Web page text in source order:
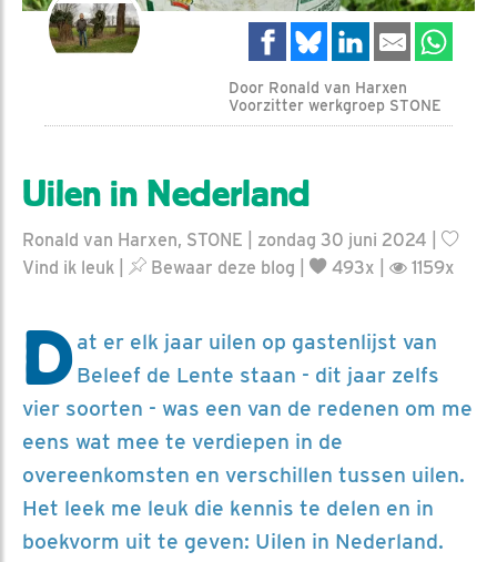
Door Ronald van Harxen
Voorzitter werkgroep STONE
Uilen in Nederland
Ronald van Harxen, STONE | zondag 30 juni 2024 |
Vind ik leuk
Bewaar deze blog 493x | 1159x
Dat er elk jaar uilen op gastenlijst van
Beleef de Lente staan - dit jaar zelfs
vier soorten - was een van de redenen om me
eens wat mee te verdiepen in de
overeenkomsten en verschillen tussen uilen.
Het leek me leuk die kennis te delen en in
boekvorm uit te geven: Uilen in Nederland.